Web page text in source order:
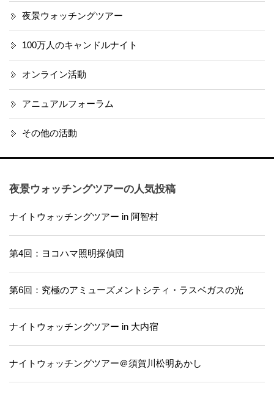
夜景ウォッチングツアー
100万人のキャンドルナイト
オンライン活動
アニュアルフォーラム
その他の活動
夜景ウォッチングツアーの人気投稿
ナイトウォッチングツアー in 阿智村
第4回：ヨコハマ照明探偵団
第6回：究極のアミューズメントシティ・ラスベガスの光
ナイトウォッチングツアー in 大内宿
ナイトウォッチングツアー＠須賀川松明あかし